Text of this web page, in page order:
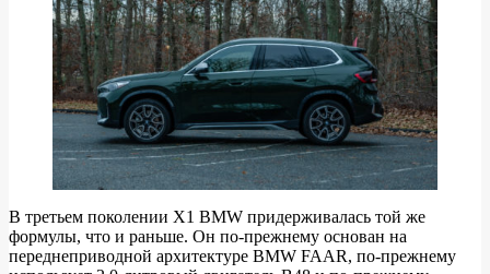
отличный
внешний
вид,
жутко
убогий
iDrive
В третьем поколении X1 BMW придерживалась той же
формулы, что и раньше. Он по-прежнему основан на
переднеприводной архитектуре BMW FAAR, по-прежнему